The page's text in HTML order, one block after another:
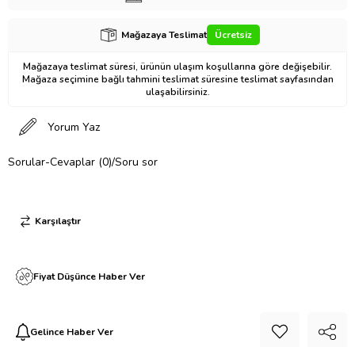
Mağazaya Teslimat Ücretsiz
Mağazaya teslimat süresi, ürünün ulaşım koşullarına göre değişebilir.
Mağaza seçimine bağlı tahmini teslimat süresine teslimat sayfasından
ulaşabilirsiniz.
Yorum Yaz
Sorular-Cevaplar (0)/Soru sor
Karşılaştır
Fiyat Düşünce Haber Ver
Gelince Haber Ver